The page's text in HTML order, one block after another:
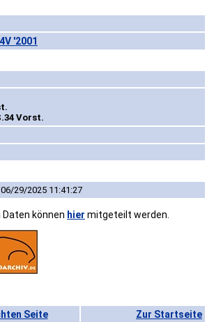
'2001
Vorst.
29/2025 11:41:27
können hier mitgeteilt werden.
Seite Zur Startseite